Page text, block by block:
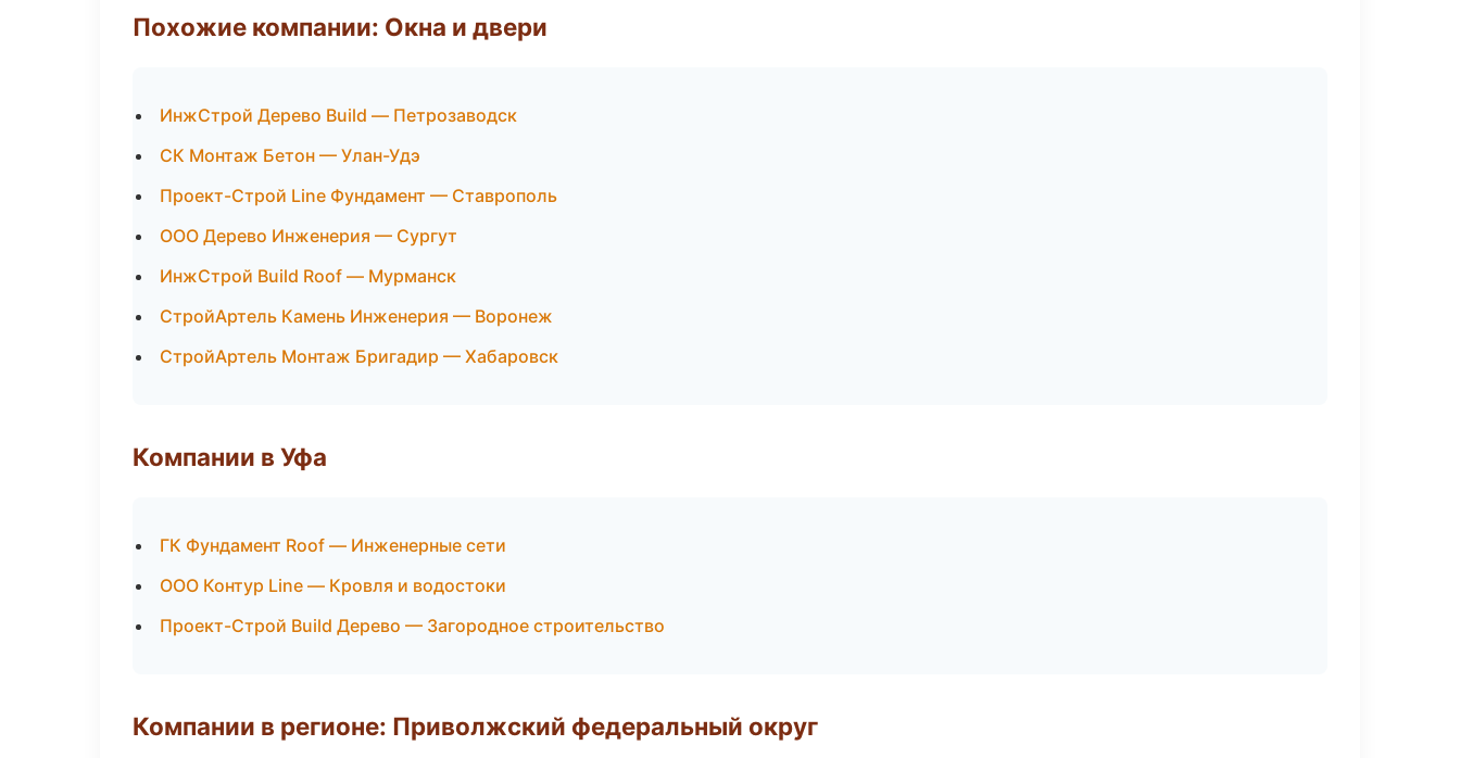
Похожие компании: Окна и двери
ИнжСтрой Дерево Build — Петрозаводск
СК Монтаж Бетон — Улан-Удэ
Проект-Строй Line Фундамент — Ставрополь
ООО Дерево Инженерия — Сургут
ИнжСтрой Build Roof — Мурманск
СтройАртель Камень Инженерия — Воронеж
СтройАртель Монтаж Бригадир — Хабаровск
Компании в Уфа
ГК Фундамент Roof — Инженерные сети
ООО Контур Line — Кровля и водостоки
Проект-Строй Build Дерево — Загородное строительство
Компании в регионе: Приволжский федеральный округ